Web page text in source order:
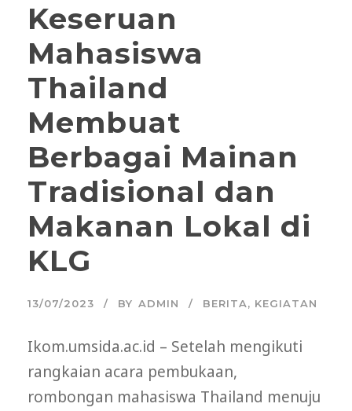
Keseruan
Mahasiswa
Thailand
Membuat
Berbagai Mainan
Tradisional dan
Makanan Lokal di
KLG
13/07/2023 BY ADMIN BERITA, KEGIATAN
Ikom.umsida.ac.id – Setelah mengikuti
rangkaian acara pembukaan,
rombongan mahasiswa Thailand menuju